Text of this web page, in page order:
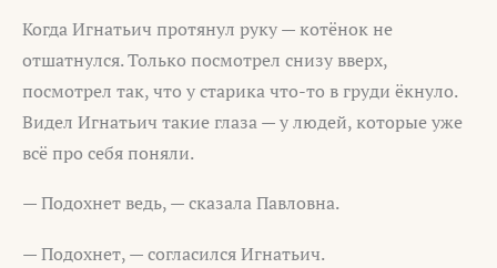
Когда Игнатьич протянул руку — котёнок не
отшатнулся. Только посмотрел снизу вверх,
посмотрел так, что у старика что-то в груди ёкнуло.
Видел Игнатьич такие глаза — у людей, которые уже
всё про себя поняли.
— Подохнет ведь, — сказала Павловна.
— Подохнет, — согласился Игнатьич.